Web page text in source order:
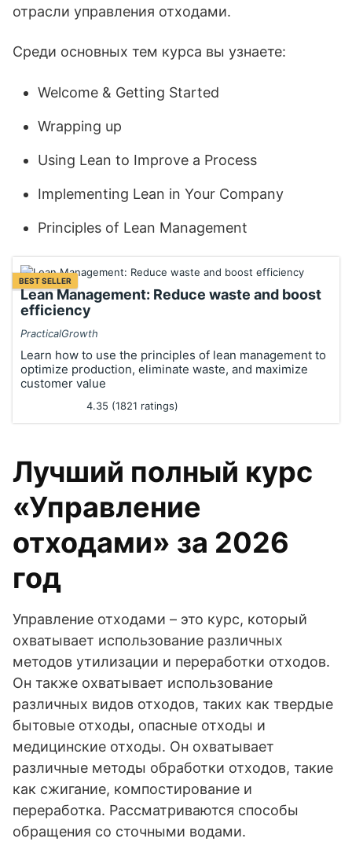
отрасли управления отходами.
Среди основных тем курса вы узнаете:
Welcome & Getting Started
Wrapping up
Using Lean to Improve a Process
Implementing Lean in Your Company
Principles of Lean Management
BEST SELLER
Lean Management: Reduce waste and boost
efficiency
PracticalGrowth
Learn how to use the principles of lean management to
optimize production, eliminate waste, and maximize
customer value
4.35 (1821 ratings)
Лучший полный курс
«Управление
отходами» за 2026
год
Управление отходами – это курс, который
охватывает использование различных
методов утилизации и переработки отходов.
Он также охватывает использование
различных видов отходов, таких как твердые
бытовые отходы, опасные отходы и
медицинские отходы. Он охватывает
различные методы обработки отходов, такие
как сжигание, компостирование и
переработка. Рассматриваются способы
обращения со сточными водами.